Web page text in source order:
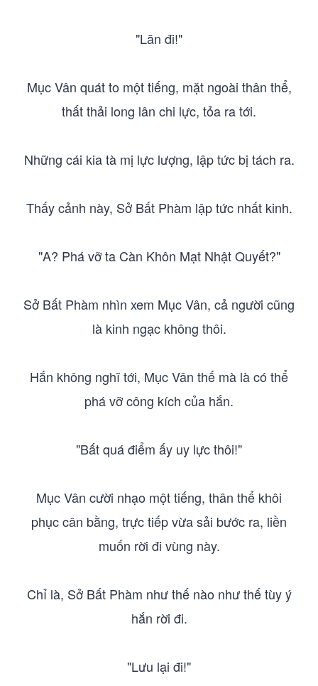
"Lăn đi!"
Mục Vân quát to một tiếng, mặt ngoài thân thể,
thất thải long lân chi lực, tỏa ra tới.
Những cái kia tà mị lực lượng, lập tức bị tách ra.
Thấy cảnh này, Sở Bất Phàm lập tức nhất kinh.
"A? Phá vỡ ta Càn Khôn Mạt Nhật Quyết?"
Sở Bất Phàm nhìn xem Mục Vân, cả người cũng
là kinh ngạc không thôi.
Hắn không nghĩ tới, Mục Vân thế mà là có thể
phá vỡ công kích của hắn.
"Bất quá điểm ấy uy lực thôi!"
Mục Vân cười nhạo một tiếng, thân thể khôi
phục cân bằng, trực tiếp vừa sải bước ra, liền
muốn rời đi vùng này.
Chỉ là, Sở Bất Phàm như thế nào như thế tùy ý
hắn rời đi.
"Lưu lại đi!"